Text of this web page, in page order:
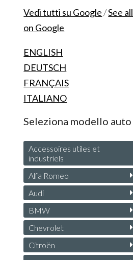
Vedi tutti su Google/See all
on Google
ENGLISH
DEUTSCH
FRANÇAIS
ITALIANO
Seleziona modello auto
Accessoires utiles et
industriels
Alfa Romeo
Audi
BMW
Chevrolet
Citroën